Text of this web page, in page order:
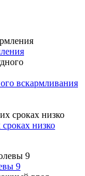
вскармливания
низко
9